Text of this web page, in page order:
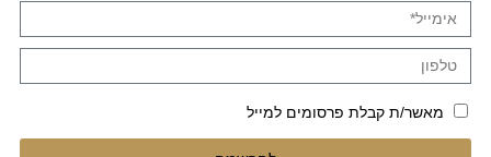
מאשר/ת קבלת פרסומים למייל